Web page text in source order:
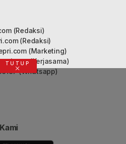
(Redaksi)
(Redaksi)
(Marketing)
(Kerjasama)
(Whatsapp)
TUTUP